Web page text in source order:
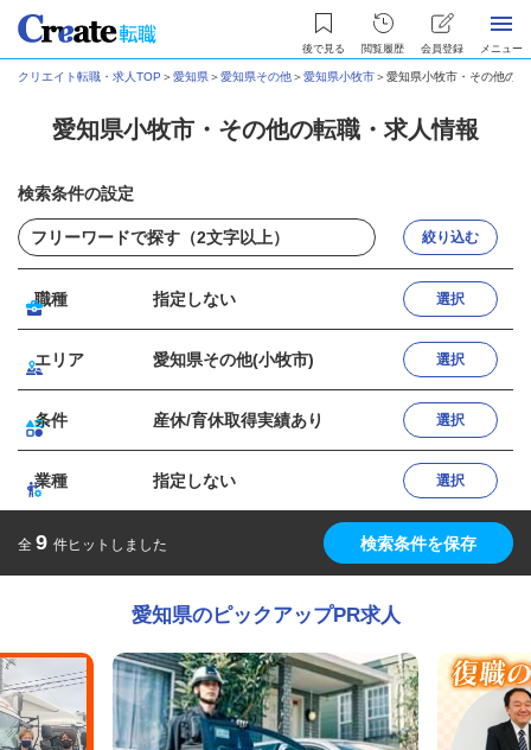
後で見る 閲覧履歴 会員登録 メニュー
クリエイト転職・求人TOP ＞愛知県＞愛知県その他＞愛知県小牧市＞愛知県小牧市・その他の
愛知県小牧市・その他の転職・求人情報
検索条件の設定
絞り込む
職種 指定しない 選択
エリア 愛知県その他(小牧市) 選択
条件 産休/育休取得実績あり 選択
業種 指定しない 選択
全 9 件ヒットしました 検索条件を保存
愛知県のピックアップPR求人